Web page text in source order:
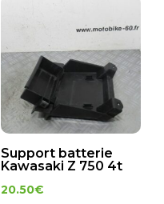
Support batterie
Kawasaki Z 750 4t
20.50€